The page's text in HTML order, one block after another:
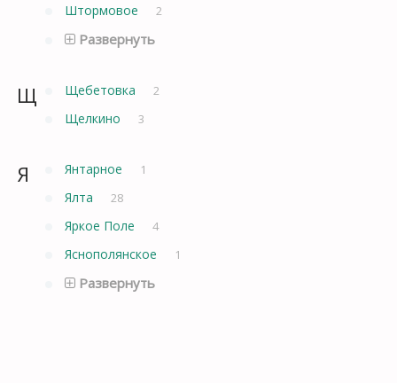
Штормовое 2
Развернуть
Щ Щебетовка 2
Щелкино 3
Я Янтарное 1
Ялта 28
Яркое Поле 4
Яснополянское 1
Развернуть